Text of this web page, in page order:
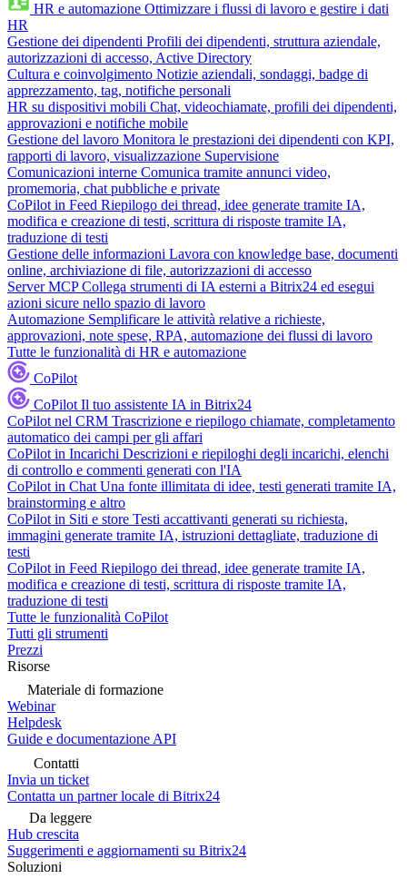
HR e automazione Ottimizzare i flussi di lavoro e gestire i dati
HR
Gestione dei dipendenti Profili dei dipendenti, struttura aziendale,
autorizzazioni di accesso, Active Directory
Cultura e coinvolgimento Notizie aziendali, sondaggi, badge di
apprezzamento, tag, notifiche personali
HR su dispositivi mobili Chat, videochiamate, profili dei dipendenti,
approvazioni e notifiche mobile
Gestione del lavoro Monitora le prestazioni dei dipendenti con KPI,
rapporti di lavoro, visualizzazione Supervisione
Comunicazioni interne Comunica tramite annunci video,
promemoria, chat pubbliche e private
CoPilot in Feed Riepilogo dei thread, idee generate tramite IA,
modifica e creazione di testi, scrittura di risposte tramite IA,
traduzione di testi
Gestione delle informazioni Lavora con knowledge base, documenti
online, archiviazione di file, autorizzazioni di accesso
Server MCP Collega strumenti di IA esterni a Bitrix24 ed esegui
azioni sicure nello spazio di lavoro
Automazione Semplificare le attività relative a richieste,
approvazioni, note spese, RPA, automazione dei flussi di lavoro
Tutte le funzionalità di HR e automazione
CoPilot
CoPilot Il tuo assistente IA in Bitrix24
CoPilot nel CRM Trascrizione e riepilogo chiamate, completamento
automatico dei campi per gli affari
CoPilot in Incarichi Descrizioni e riepiloghi degli incarichi, elenchi
di controllo e commenti generati con l'IA
CoPilot in Chat Una fonte illimitata di idee, testi generati tramite IA,
brainstorming e altro
CoPilot in Siti e store Testi accattivanti generati su richiesta,
immagini generate tramite IA, istruzioni dettagliate, traduzione di
testi
CoPilot in Feed Riepilogo dei thread, idee generate tramite IA,
modifica e creazione di testi, scrittura di risposte tramite IA,
traduzione di testi
Tutte le funzionalità CoPilot
Tutti gli strumenti
Prezzi
Risorse
Materiale di formazione
Webinar
Helpdesk
Guide e documentazione API
Contatti
Invia un ticket
Contatta un partner locale di Bitrix24
Da leggere
Hub crescita
Suggerimenti e aggiornamenti su Bitrix24
Soluzioni